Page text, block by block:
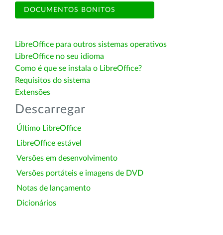
DOCUMENTOS BONITOS
LibreOffice para outros sistemas operativos
LibreOffice no seu idioma
Como é que se instala o LibreOffice?
Requisitos do sistema
Extensões
Descarregar
Último LibreOffice
LibreOffice estável
Versões em desenvolvimento
Versões portáteis e imagens de DVD
Notas de lançamento
Dicionários